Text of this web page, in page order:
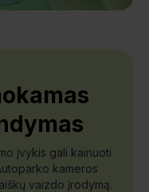
įvykis gali kainuoti
kameros
vaizdo įrodymą.